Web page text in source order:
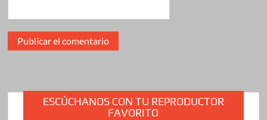
ESCÚCHANOS CON TU REPRODUCTOR
FAVORITO